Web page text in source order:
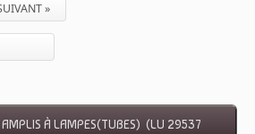
»
AMPLIS À LAMPES(TUBES) (LU 29537